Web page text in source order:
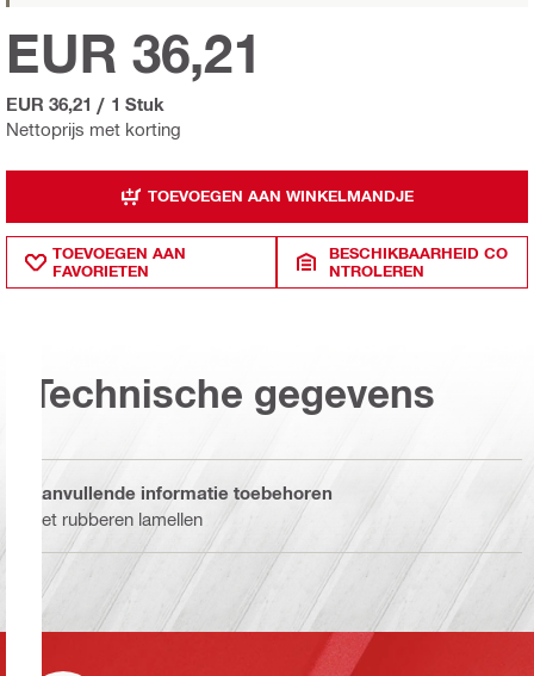
Nettoprijs met korting
EUR 36,21
EUR 36,21 / 1 Stuk
TOEVOEGEN AAN WINKELMANDJE
TOEVOEGEN AAN
FAVORIETEN
BESCHIKBAARHEID CO
NTROLEREN
Technische gegevens
Aanvullende informatie toebehoren
Set rubberen lamellen